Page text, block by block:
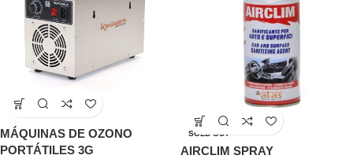
MÁQUINAS DE OZONO
PORTÁTILES 3G
SOLD OUT
AIRCLIM SPRAY